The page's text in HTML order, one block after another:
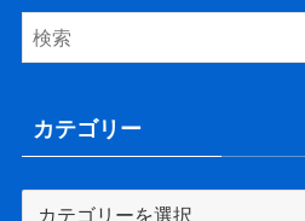
カテゴリー